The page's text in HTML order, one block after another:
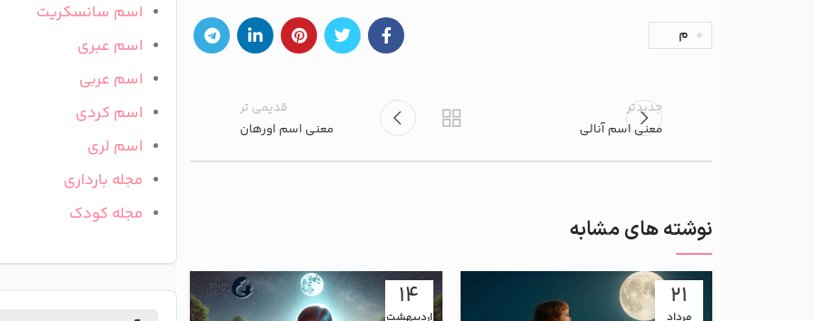
م
جدیدتر
معنی اسم آنالی
قدیمی تر
معنی اسم اورهان
نوشته های مشابه
21
14
اسم سانسکریت
اسم عبری
اسم عربی
اسم کردی
اسم لری
مجله بارداری
مجله کودک